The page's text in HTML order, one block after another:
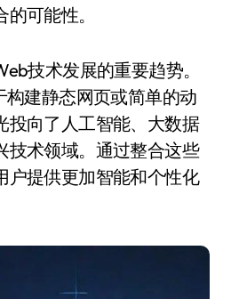
可能性。
技术发展的重要趋势。
构建静态网页或简单的动
投向了人工智能、大数据
技术领域。通过整合这些
户提供更加智能和个性化